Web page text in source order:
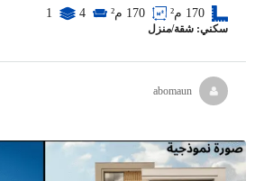
170 م² 170 م² 4
1
سكني: شقة/منزل
abomaun